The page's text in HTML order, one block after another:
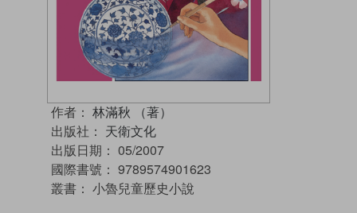
作者： 林滿秋 （著）
出版社： 天衛文化
出版日期： 05/2007
國際書號： 9789574901623
叢書： 小魯兒童歷史小說